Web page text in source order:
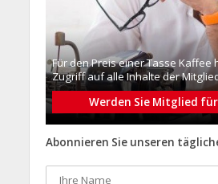
Für den Preis einer Tasse Kaffee
Zugriff auf alle Inhalte der
Werden Sie Mitglied
Abonnieren Sie unseren